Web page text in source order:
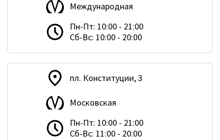
Международная
Пн-Пт: 10:00 - 21:00
Сб-Вс: 10:00 - 20:00
пл. Конституции, 3
Московская
Пн-Пт: 10:00 - 21:00
Сб-Вс: 11:00 - 20:00